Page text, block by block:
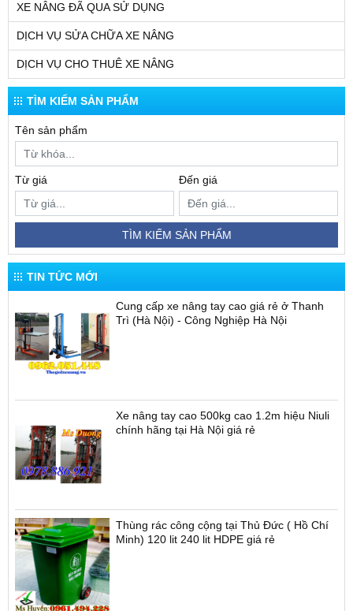
XE NÂNG ĐÃ QUA SỬ DỤNG
DỊCH VỤ SỬA CHỮA XE NÂNG
DỊCH VỤ CHO THUÊ XE NÂNG
TÌM KIẾM SẢN PHẨM
Tên sản phẩm
Từ giá Đến giá
TÌM KIẾM SẢN PHẨM
TIN TỨC MỚI
Cung cấp xe nâng tay cao giá rẻ ở Thanh
Trì (Hà Nội) - Công Nghiệp Hà Nội
Xe nâng tay cao 500kg cao 1.2m hiệu Niuli
chính hãng tại Hà Nội giá rẻ
Thùng rác công cộng tại Thủ Đức ( Hồ Chí
Minh) 120 lit 240 lit HDPE giá rẻ